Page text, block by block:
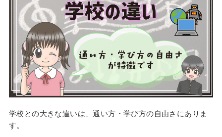
学校との大きな違いは、通い方・学び方の自由さにありま
す。